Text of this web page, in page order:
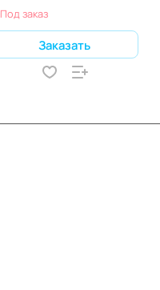
Под заказ
Заказать